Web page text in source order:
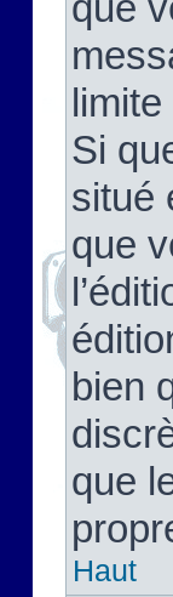
Si
situé
que
bien
que
Haut